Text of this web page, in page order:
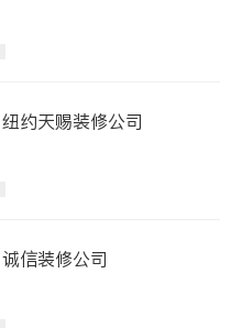
纽约天赐装修公司
诚信装修公司